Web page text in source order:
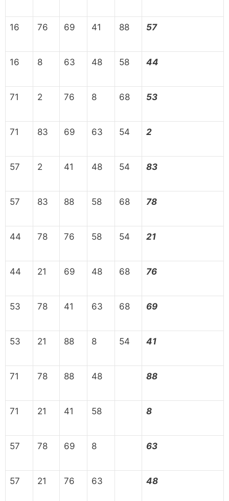
16 76 69 41 88 57
16 8 63 48 58 44
71 2 76 8 68 53
71 83 69 63 54 2
57 2 41 48 54 83
57 83 88 58 68 78
44 78 76 58 54 21
44 21 69 48 68 76
53 78 41 63 68 69
53 21 88 8 54 41
71 78 88 48 88
71 21 41 58 8
57 78 69 8 63
57 21 76 63 48